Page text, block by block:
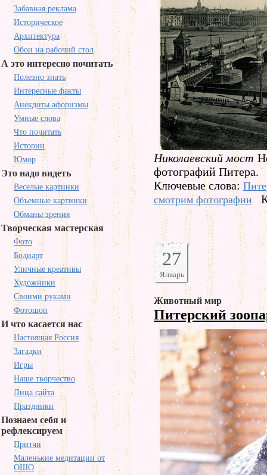
Забавная реклама
Историческое
Архитектура
Обои на рабочий стол
А это интересно почитать
Полезно знать
Интересные факты
Анекдоты афоризмы
Умные слова
Что почитать
Истории
Юмор
Это надо видеть
Веселые картинки
Объемные картинки
Обманы зрения
Творческая мастерская
Фото
Бодиарт
Уличные креативы
Художники
Своими руками
Фотошоп
И что касается нас
Настоящая Россия
Загадки
Игры
Наше творчество
Лица сайта
Праздники
Познаем себя и
рефлексируем
Притчи
Маленькие медитации от
ОШО
Николаевский мост
фотографий Питера.
Ключевые слова:
смотрим фотографии
27
Январь
Животный мир
Питерский